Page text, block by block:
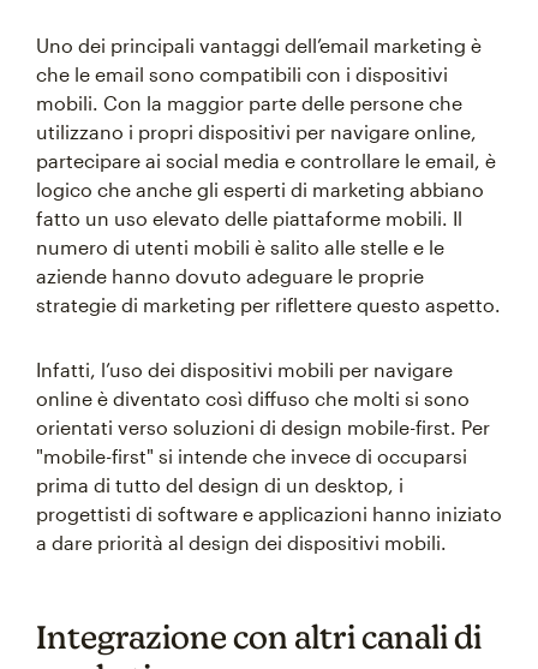
Uno dei principali vantaggi dell’email marketing è
che le email sono compatibili con i dispositivi
mobili. Con la maggior parte delle persone che
utilizzano i propri dispositivi per navigare online,
partecipare ai social media e controllare le email, è
logico che anche gli esperti di marketing abbiano
fatto un uso elevato delle piattaforme mobili. Il
numero di utenti mobili è salito alle stelle e le
aziende hanno dovuto adeguare le proprie
strategie di marketing per riflettere questo aspetto.
Infatti, l’uso dei dispositivi mobili per navigare
online è diventato così diffuso che molti si sono
orientati verso soluzioni di design mobile-first. Per
"mobile-first" si intende che invece di occuparsi
prima di tutto del design di un desktop, i
progettisti di software e applicazioni hanno iniziato
a dare priorità al design dei dispositivi mobili.
Integrazione con altri canali di